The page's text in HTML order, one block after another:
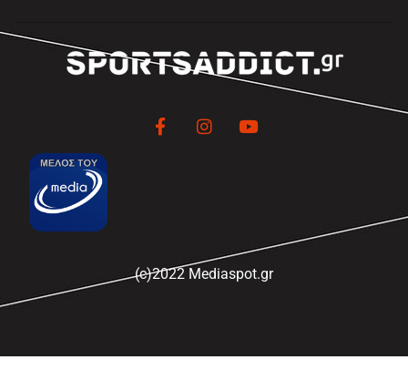
(c)2022 Mediaspot.gr